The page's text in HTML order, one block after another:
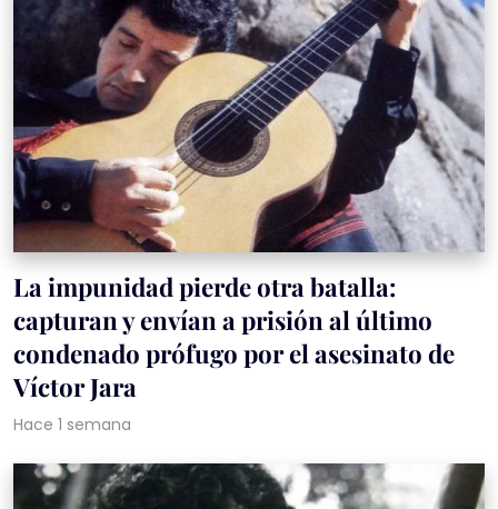
La impunidad pierde otra batalla:
capturan y envían a prisión al último
condenado prófugo por el asesinato de
Víctor Jara
Hace 1 semana